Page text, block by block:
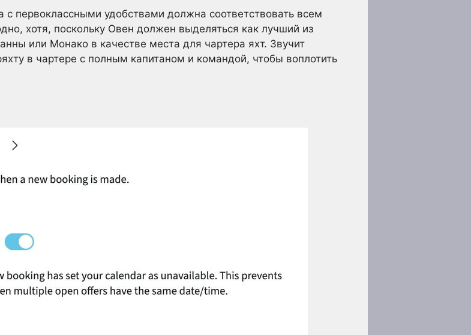
первоклассными удобствами должна соответствовать всем
хотя, поскольку Овен должен выделяться как лучший из
или Монако в качестве места для чартера яхт. Звучит
в чартере с полным капитаном и командой, чтобы воплотить